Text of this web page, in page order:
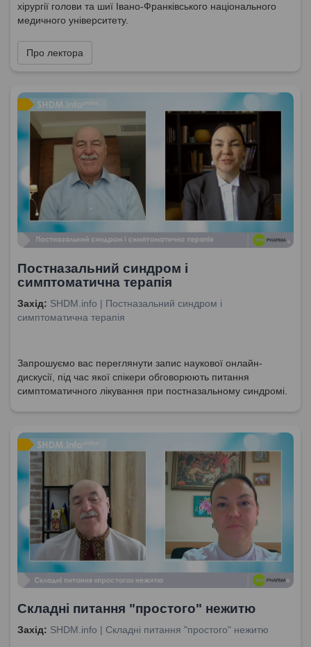
хірургії голови та шиї Івано-Франківського національного
медичного університету.
Про лектора
Постназальний синдром і
симптоматична терапія
Захід: SHDM.info | Постназальний синдром і
симптоматична терапія
Запрошуємо вас переглянути запис наукової онлайн-
дискусії, під час якої спікери обговорюють питання
симптоматичного лікування при постназальному синдромі.
Складні питання "простого" нежитю
Захід: SHDM.info | Складні питання "простого" нежитю